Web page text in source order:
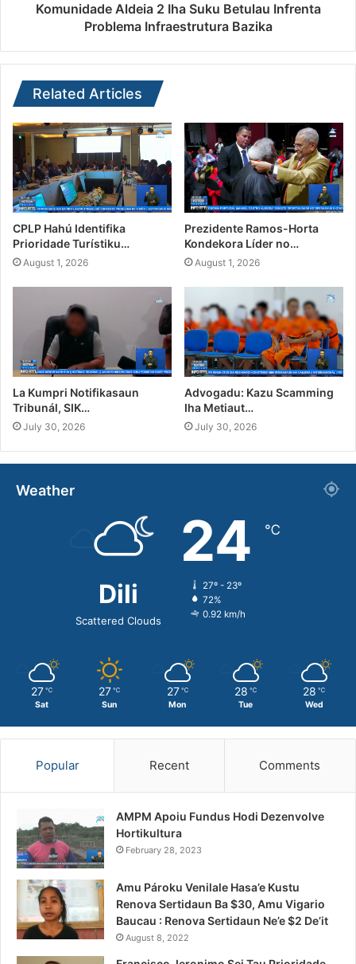
Komunidade Aldeia 2 Iha Suku Betulau Infrenta
Problema Infraestrutura Bazika
Related Articles
CPLP Hahú Identifika
Prioridade Turístiku…
August 1, 2026
Prezidente Ramos-Horta
Kondekora Líder no…
August 1, 2026
La Kumpri Notifikasaun
Tribunál, SIK…
July 30, 2026
Advogadu: Kazu Scamming
Iha Metiaut…
July 30, 2026
Weather
Dili
Scattered Clouds
24 ℃
27º - 23º
72%
0.92 km/h
27 ℃
Sat
27 ℃
Sun
27 ℃
Mon
28 ℃
Tue
28 ℃
Wed
Popular Recent Comments
AMPM Apoiu Fundus Hodi Dezenvolve
Hortikultura
February 28, 2023
Amu Pároku Venilale Hasa’e Kustu
Renova Sertidaun Ba $30, Amu Vigario
Baucau : Renova Sertidaun Ne’e $2 De’it
August 8, 2022